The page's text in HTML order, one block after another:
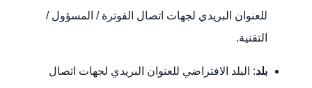
للعنوان البريدي لجهات اتصال الفوترة / المسؤول /
التقنية.
بلد: البلد الافتراضي للعنوان البريدي لجهات اتصال